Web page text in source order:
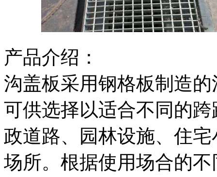
产品介绍：
沟盖板采用钢格板制造
可供选择以适合不同的
政道路、园林设施、住
场所。根据使用场合的